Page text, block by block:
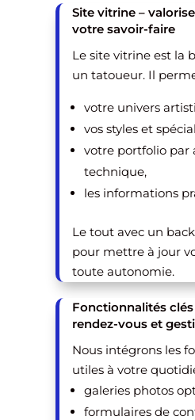
Site vitrine –
votre savoir-faire
Le site vitrine est la
un tatoueur. Il
votre univers
vos styles et
votre portfolio par
technique,
les informations
Le tout avec un
pour mettre à jour
toute autonomie.
Fonctionnalités
rendez-vous et
Nous intégrons les
utiles à votre
galeries photos
formulaires de